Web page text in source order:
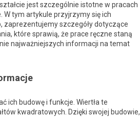
jest szczególnie istotne w pracach
tym artykule przyjrzymy się ich
zaprezentujemy szczegóły dotyczące
które sprawią, że prace ręczne staną
najważniejszych informacji na temat
ich budowę i funkcje. Wiertła te
kwadratowych. Dzięki swojej budowie,